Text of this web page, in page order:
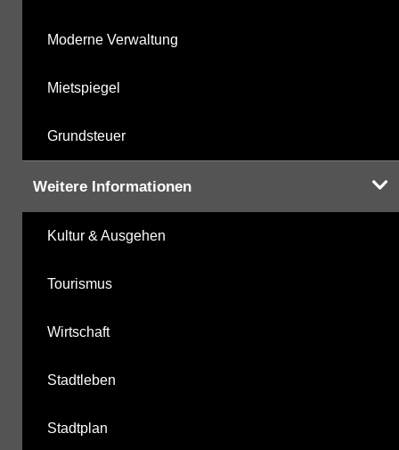
Moderne Verwaltung
Mietspiegel
Grundsteuer
Weitere Informationen
Kultur & Ausgehen
Tourismus
Wirtschaft
Stadtleben
Stadtplan